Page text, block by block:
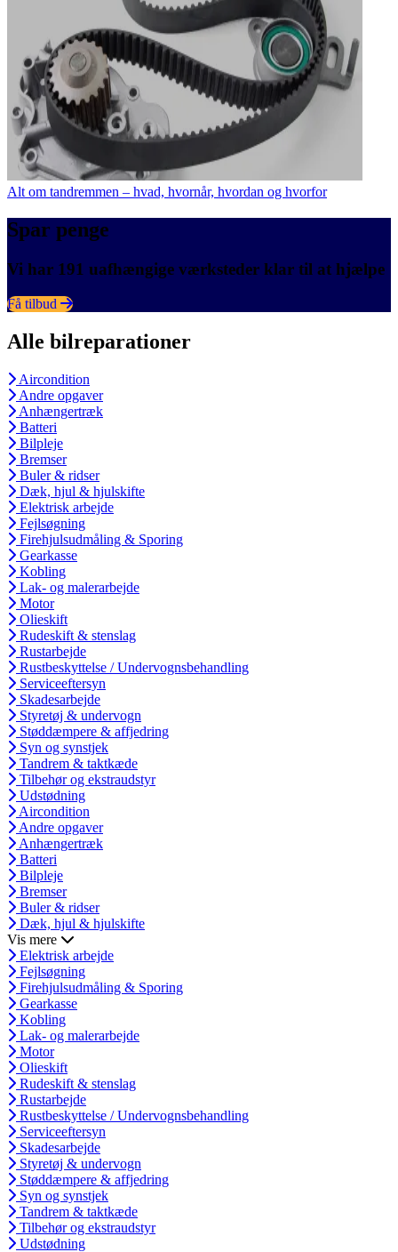
Alt om tandremmen – hvad, hvornår, hvordan og hvorfor
Spar penge
Vi har 191 uafhængige værksteder klar til at hjælpe
Få tilbud
Alle bilreparationer
Aircondition
Andre opgaver
Anhængertræk
Batteri
Bilpleje
Bremser
Buler & ridser
Dæk, hjul & hjulskifte
Elektrisk arbejde
Fejlsøgning
Firehjulsudmåling & Sporing
Gearkasse
Kobling
Lak- og malerarbejde
Motor
Olieskift
Rudeskift & stenslag
Rustarbejde
Rustbeskyttelse / Undervognsbehandling
Serviceeftersyn
Skadesarbejde
Styretøj & undervogn
Støddæmpere & affjedring
Syn og synstjek
Tandrem & taktkæde
Tilbehør og ekstraudstyr
Udstødning
Aircondition
Andre opgaver
Anhængertræk
Batteri
Bilpleje
Bremser
Buler & ridser
Dæk, hjul & hjulskifte
Vis mere
Elektrisk arbejde
Fejlsøgning
Firehjulsudmåling & Sporing
Gearkasse
Kobling
Lak- og malerarbejde
Motor
Olieskift
Rudeskift & stenslag
Rustarbejde
Rustbeskyttelse / Undervognsbehandling
Serviceeftersyn
Skadesarbejde
Styretøj & undervogn
Støddæmpere & affjedring
Syn og synstjek
Tandrem & taktkæde
Tilbehør og ekstraudstyr
Udstødning